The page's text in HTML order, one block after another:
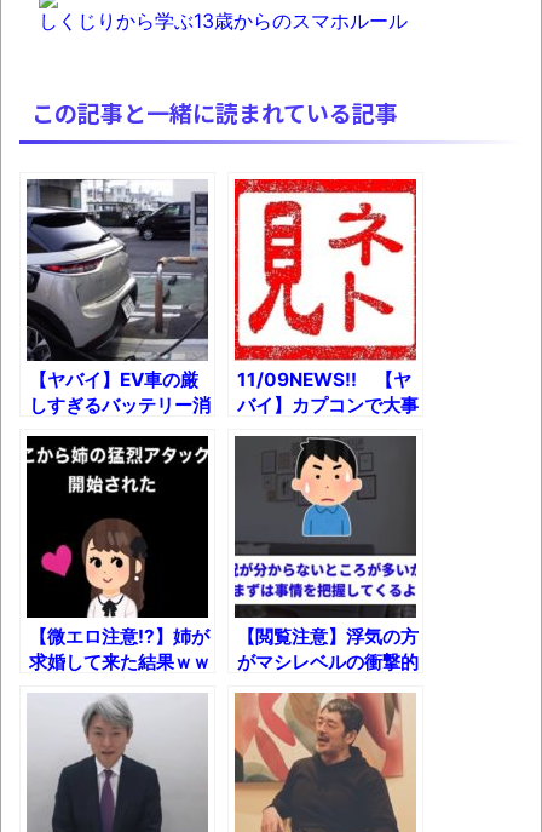
ーヒーのパッケージが“一瞬怖い”と話題に
ルアーを作ってタコを釣り上げた動画が葛飾北
08日の新着CGまとめ
8月26日にリメイク完結編「FF7リベレーシ
ョン」の新映像が公開！欧州gamescom 2026
にて
レトロパソコンの雑誌掲載プログラムリス
トを打ち込んだゲームプレイ動画で当時が懐か
しい。
凡庸な悪
お前らの身体の悩み教えてくれ
「アメリカのヤンキーがアジア人にケンカ
を売った結果ｗｗｗ」 ほか
【読書感想】山野辺太郎『いつか深い穴に
落ちるまで』
映画ちいかわ観に行ったので感想を書きま
す(若干ネタバレあり) 26/07/25
マケイン9巻＆アニメ公式ガイド感想
独学で挑んだ2026年二級建築士学科試験結
しくじりから学ぶ13歳からのスマホルール
この記事と一緒に読まれている記事
【ヤバイ】EV車の厳
しすぎるバッテリー消
費と充電スポットの現
実！
11/09NEWS!! 【ヤ
バイ】カプコンで大事
件発生とか 【衝撃】
ＮＨＫ受信料、全世帯
徴収見送りかとか
【微エロ注意!?】姉が
求婚して来た結果ｗｗ
ｗ
【閲覧注意】浮気の方
がマシレベルの衝撃的
すぎる嫁からのまさか
のカミングアウト!!
【伝説】